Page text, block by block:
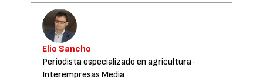
Elio Sancho
Periodista especializado en agricultura·
Interempresas Media